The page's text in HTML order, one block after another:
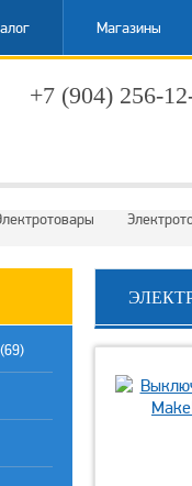
Магазины
+7 (904) 256-